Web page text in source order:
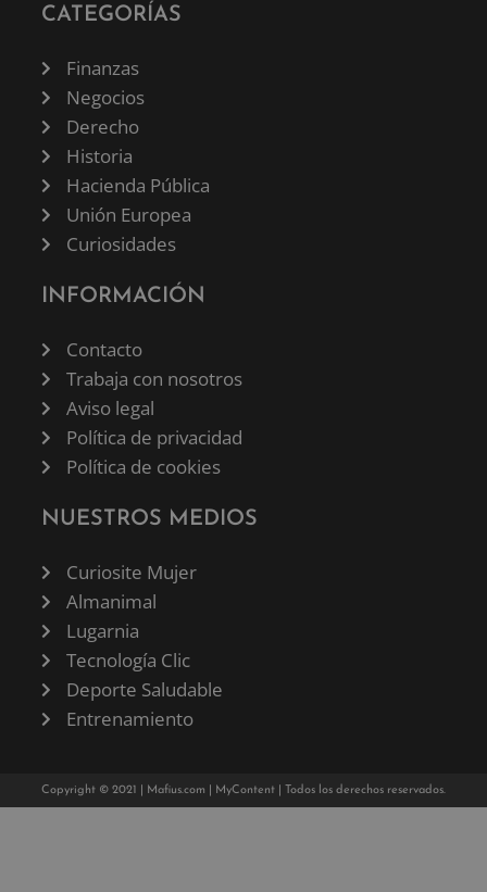
CATEGORÍAS
Finanzas
Negocios
Derecho
Historia
Hacienda Pública
Unión Europea
Curiosidades
INFORMACIÓN
Contacto
Trabaja con nosotros
Aviso legal
Política de privacidad
Política de cookies
NUESTROS MEDIOS
Curiosite Mujer
Almanimal
Lugarnia
Tecnología Clic
Deporte Saludable
Entrenamiento
Copyright © 2021 | Mafius.com MyContent | Todos los derechos reservados.